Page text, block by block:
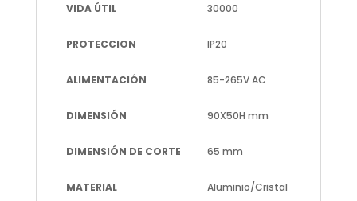
VIDA ÚTIL 30000
PROTECCION IP20
ALIMENTACIÓN 85-265V AC
DIMENSIÓN 90X50H mm
DIMENSIÓN DE CORTE 65 mm
MATERIAL Aluminio/Cristal